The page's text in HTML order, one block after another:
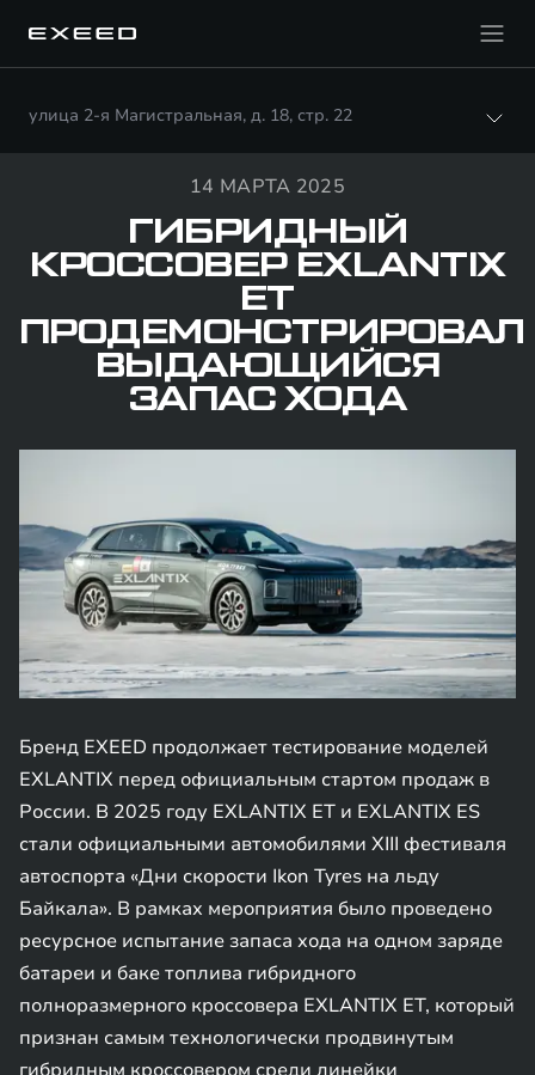
улица 2-я Магистральная, д. 18, стр. 22
14 МАРТА 2025
ГИБРИДНЫЙ
КРОССОВЕР EXLANTIX
ET
ПРОДЕМОНСТРИРОВАЛ
ВЫДАЮЩИЙСЯ
ЗАПАС ХОДА
Бренд EXEED продолжает тестирование моделей
EXLANTIX перед официальным стартом продаж в
России. В 2025 году EXLANTIX EТ и EXLANTIX ES
стали официальными автомобилями XIII фестиваля
автоспорта «Дни скорости Ikon Tyres на льду
Байкала». В рамках мероприятия было проведено
ресурсное испытание запаса хода на одном заряде
батареи и баке топлива гибридного
полноразмерного кроссовера EXLANTIX ET, который
признан самым технологически продвинутым